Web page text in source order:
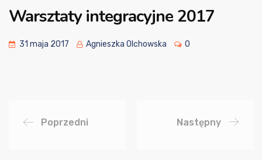
Warsztaty integracyjne 2017
31 maja 2017 Agnieszka Olchowska 0
Poprzedni Następny